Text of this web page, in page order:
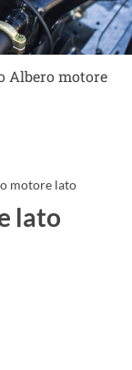
Albero motore
motore lato
lato